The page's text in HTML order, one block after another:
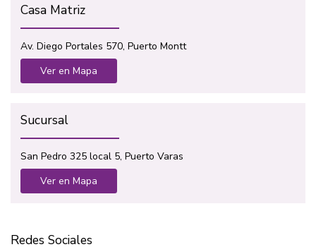
Casa Matriz
Av. Diego Portales 570, Puerto Montt
Ver en Mapa
Sucursal
San Pedro 325 local 5, Puerto Varas
Ver en Mapa
Redes Sociales